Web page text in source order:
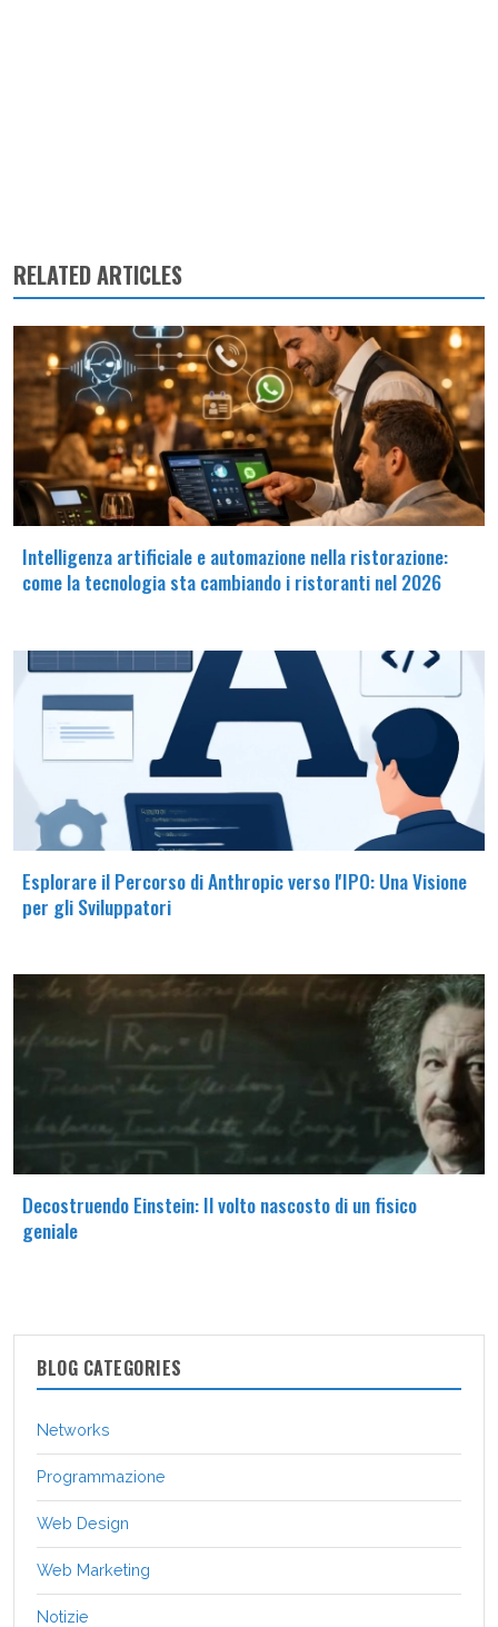
RELATED ARTICLES
Intelligenza artificiale e automazione nella ristorazione:
come la tecnologia sta cambiando i ristoranti nel 2026
Esplorare il Percorso di Anthropic verso l'IPO: Una Visione
per gli Sviluppatori
Decostruendo Einstein: Il volto nascosto di un fisico
geniale
BLOG CATEGORIES
Networks
Programmazione
Web Design
Web Marketing
Notizie